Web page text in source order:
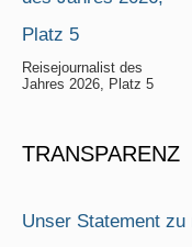
Reisejournalist des
Jahres 2026, Platz 5
TRANSPARENZ
Unser Statement